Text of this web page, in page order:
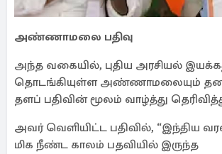
அண்ணாமலை பதிவு
அந்த வகையில், புதிய அரசியல்
தொடங்கியுள்ள அண்ணாமலையும்
தளப் பதிவின் மூலம் வாழ்த்து
அவர் வெளியிட்ட பதிவில், “இந்திய
மிக நீண்ட காலம் பதவியில் இருந்த